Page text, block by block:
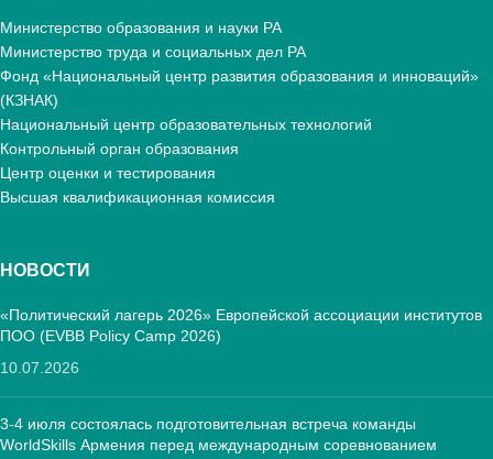
Министерство образования и науки РА
Министерство труда и социальных дел РА
Фонд «Национальный центр развития образования и инноваций»
(КЗНАК)
Национальный центр образовательных технологий
Контрольный орган образования
Центр оценки и тестирования
Высшая квалификационная комиссия
НОВОСТИ
«Политический лагерь 2026» Европейской ассоциации институтов
ПОО (EVBB Policy Camp 2026)
10.07.2026
3-4 июля состоялась подготовительная встреча команды
WorldSkills Армения перед международным соревнованием